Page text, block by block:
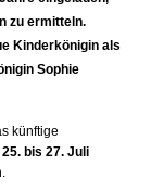
zu ermitteln.
Kinderkönigin als
Sophie
künftige
bis 27. Juli